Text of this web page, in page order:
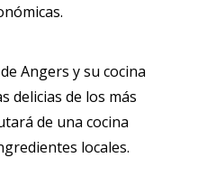
Angers y su cocina
delicias de los más
de una cocina
locales.